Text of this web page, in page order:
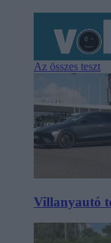
Az összes teszt
Villanyautó